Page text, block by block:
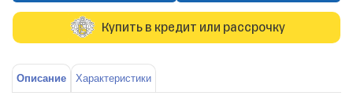
Купить в кредит или рассрочку
Описание Характеристики